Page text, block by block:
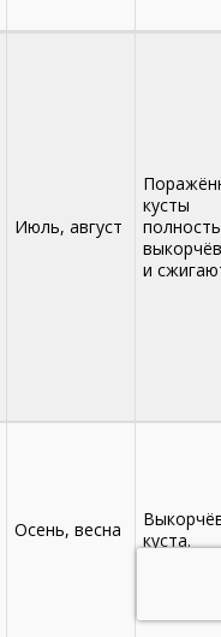
Июль, август
кусты
и
Осень, весна
куста.